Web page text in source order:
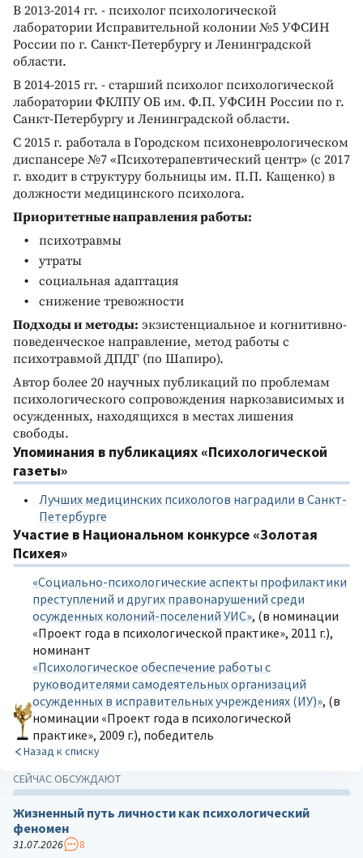
В 2013-2014 гг. - психолог психологической
лаборатории Исправительной колонии №5 УФСИН
России по г. Санкт-Петербургу и Ленинградской
области.
В 2014-2015 гг. - старший психолог психологической
лаборатории ФКЛПУ ОБ им. Ф.П. УФСИН России по г.
Санкт-Петербургу и Ленинградской области.
С 2015 г. работала в Городском психоневрологическом
диспансере №7 «Психотерапевтический центр» (с 2017
г. входит в структуру больницы им. П.П. Кащенко) в
должности медицинского психолога.
Приоритетные направления работы:
психотравмы
утраты
социальная адаптация
снижение тревожности
Подходы и методы: экзистенциальное и когнитивно-
поведенческое направление, метод работы с
психотравмой ДПДГ (по Шапиро).
Автор более 20 научных публикаций по проблемам
психологического сопровождения наркозависимых и
осужденных, находящихся в местах лишения
свободы.
Упоминания в публикациях «Психологической
газеты»
Лучших медицинских психологов наградили в Санкт-
Петербурге
Участие в Национальном конкурсе «Золотая
Психея»
«Социально-психологические аспекты профилактики
преступлений и других правонарушений среди
осужденных колоний-поселений УИС», (в номинации
«Проект года в психологической практике», 2011 г.),
номинант
«Психологическое обеспечение работы с
руководителями самодеятельных организаций
осужденных в исправительных учреждениях (ИУ)», (в
номинации «Проект года в психологической
практике», 2009 г.), победитель
Назад к списку
СЕЙЧАС ОБСУЖДАЮТ
Жизненный путь личности как психологический
феномен
31.07.2026 8